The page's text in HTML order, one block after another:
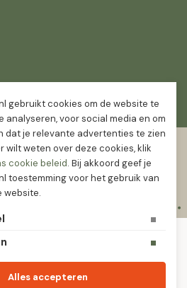
gebruikt cookies om de website te
analyseren, voor social media en om
dat je relevante advertenties te zien
wilt weten over deze cookies, klik
cookie beleid. Bij akkoord geef je
toestemming voor het gebruik van
website.
Alles accepteren